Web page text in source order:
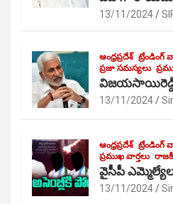
13/11/2024
ఆంధ్రప్రదేశ్ ట్రేండింగ్
ప్రజా సమస్యలు
13/11/2024
ఆంధ్రప్రదేశ్ ట్రేండింగ్
ప్రముఖ వార్తలు
వైసీపీ
13/11/2024